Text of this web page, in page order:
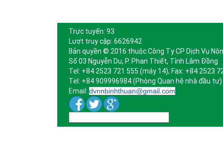
Trực tuyến: 93
Lượt truy cập: 6626942
Bản quyền © 2016 thuộc Công Ty CP Dịch Vụ
Số 03 Nguyễn Du, P. Phan Thiết, Tỉnh Lâm Đồng
Tel: +84 2523 721 555 (máy 14); Fax: +84 2523
Tel: +84 909996984 (Phòng Quan hệ nhà đầu tư)
Email: dvnnbinhthuan@gmail.com